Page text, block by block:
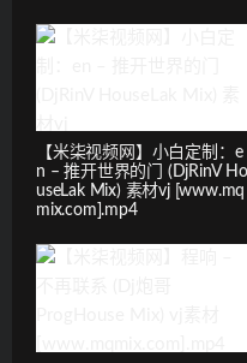
【米柒视频网】小白定制：e
n – 推开世界的门 (DjRinV Ho
useLak Mix) 素材vj [www.mq
mix.com].mp4